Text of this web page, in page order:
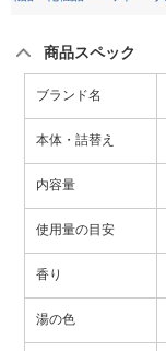
商品スペック
ブランド名
本体・詰替え
内容量
使用量の目安
香り
湯の色